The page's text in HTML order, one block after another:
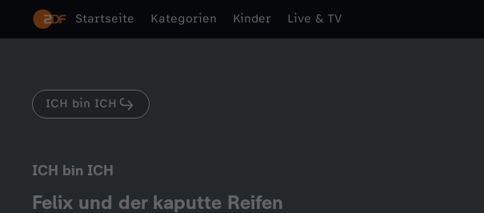
Startseite Kategorien Kinder Live & TV
ICH bin ICH
ICH bin ICH
Felix und der kaputte Reifen